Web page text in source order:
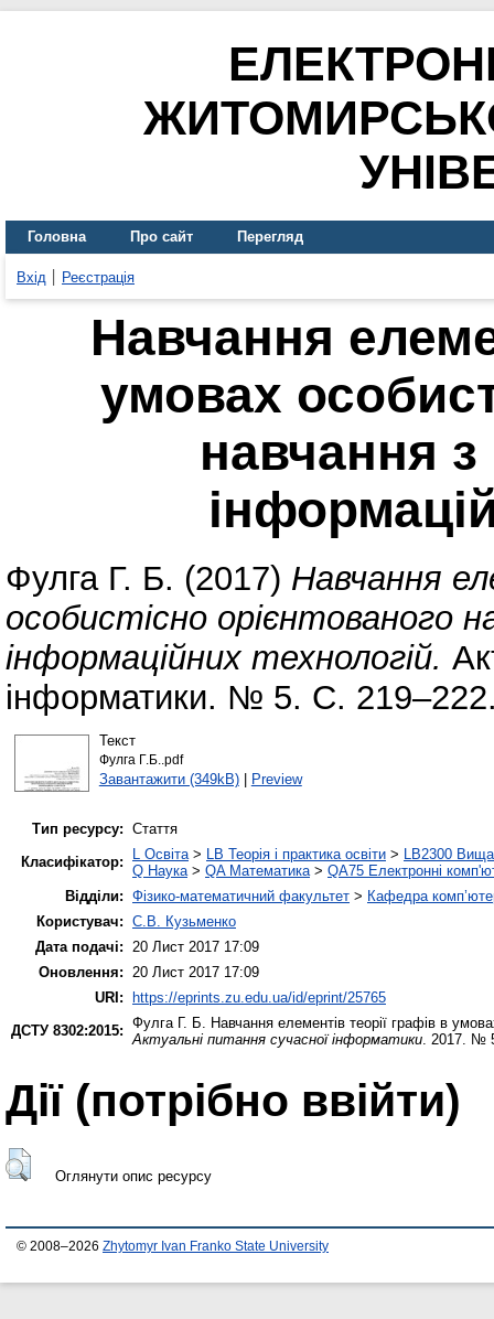
Головна Про сайт Перегляд
Вхід Реєстрація
Навчання
умовах
навчання
Фулга Г. Б. (2017) Навчання
особистісно орієнтованого
інформаційних технологій.
інформатики. № 5. С.
Текст
Фулга Г.Б..pdf
Завантажити (349kB)| Preview
Тип ресурсу: Стаття
Класифікатор:
L Освіта> LB Теорія і практика освіти > LB2300 Вища
Q Наука> QA Математика> QA75 Електронні
Відділи: Фізико-математичний факультет > Кафедра
Користувач: С.В. Кузьменко
Дата подачі: 20 Лист 2017 17:09
Оновлення: 20 Лист 2017 17:09
URI:
https://eprints.zu.edu.ua/id/eprint/25765
ДСТУ 8302:2015: Фулга Г. Б. Навчання елементів теорії графів в
Актуальні питання сучасної інформатики. 2017. №
Дії ​​(потрібно ввійти)
Оглянути опис ресурсу
© 2008–2026 Zhytomyr Ivan Franko State University